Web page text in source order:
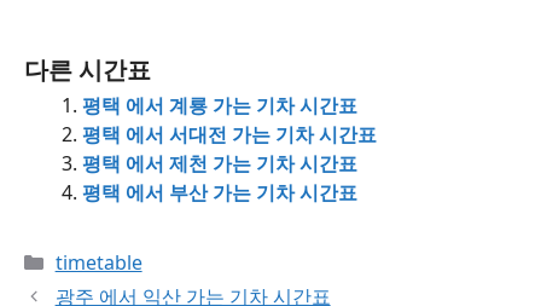
다른 시간표
평택 에서 계룡 가는 기차 시간표
평택 에서 서대전 가는 기차 시간표
평택 에서 제천 가는 기차 시간표
평택 에서 부산 가는 기차 시간표
Categories
timetable
광주 에서 익산 가는 기차 시간표